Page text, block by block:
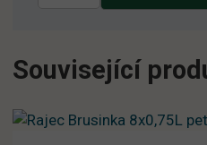
Související